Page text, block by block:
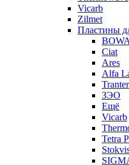
Vicarb
Zilmet
Пластины
BOWA
Ciat
Ares
Alfa
Tranter
ЗЭО
Ещё
Vicarb
Tetra